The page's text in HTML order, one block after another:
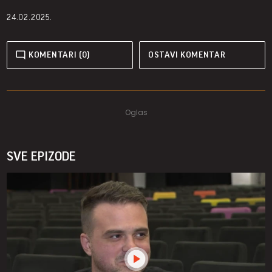
24.02.2025.
KOMENTARI (0) OSTAVI KOMENTAR
SVE EPIZODE